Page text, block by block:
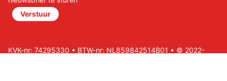
Verstuur
KVK-nr: 74295330 • BTW-nr: NL859842514B01 • © 2022-